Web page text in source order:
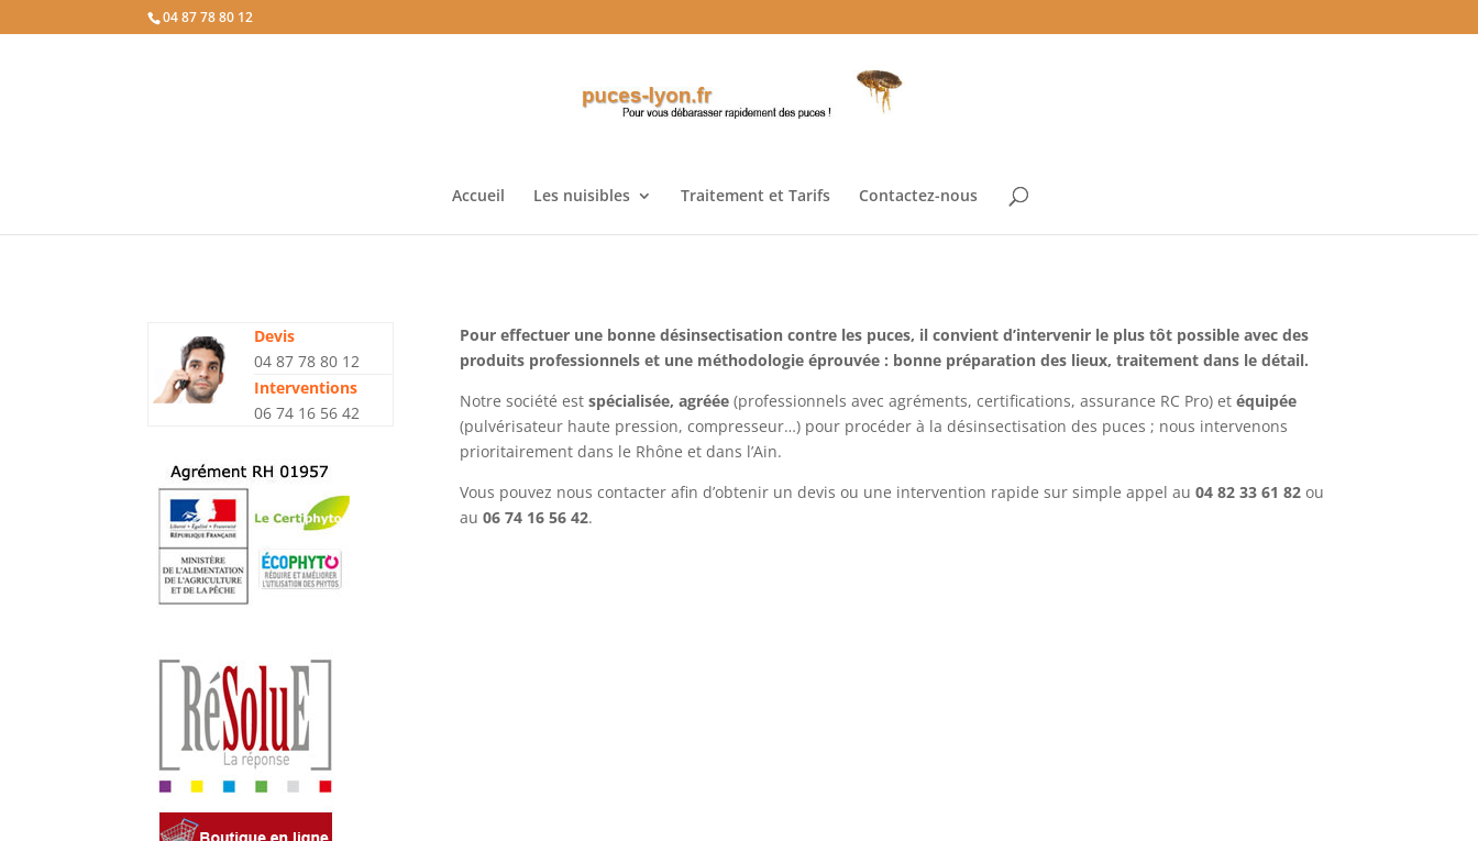
04 87 78 80 12
Accueil Les nuisibles Traitement et Tarifs Contactez-nous
Devis
04 87 78 80 12
Interventions
06 74 16 56 42
Pour effectuer une bonne désinsectisation contre les puces, il convient d’intervenir le plus tôt possible avec des
produits professionnels et une méthodologie éprouvée : bonne préparation des lieux, traitement dans le détail.
Notre société est spécialisée, agréée(professionnels avec agréments, certifications, assurance RC Pro) et équipée
(pulvérisateur haute pression, compresseur…) pour procéder à la désinsectisation des puces ; nous intervenons
prioritairement dans le Rhône et dans l’Ain.
Vous pouvez nous contacter afin d’obtenir un devis ou une intervention rapide sur simple appel au 04 82 33 61 82ou
au 06 74 16 56 42.